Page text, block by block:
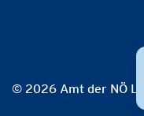
© 2026 Amt der NÖ